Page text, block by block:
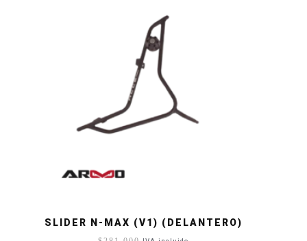
SLIDER N-MAX (V1) (DELANTERO)